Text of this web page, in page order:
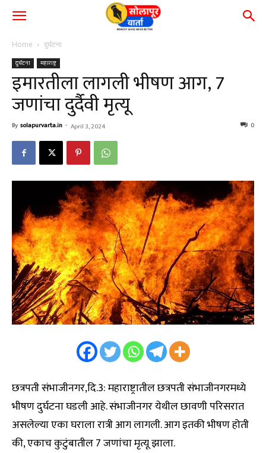
Home दुर्घटना
दुर्घटना महाराष्ट्र
इमारतीला लागली भीषण आग, 7
जणांचा दुर्दैवी मृत्यू
By solapurvarta.in - April 3, 2024 0
छत्रपती संभाजीनगर,दि.3: महाराष्ट्रातील छत्रपती संभाजीनगरमध्ये
भीषण दुर्घटना घडली आहे. संभाजीनगर येथील छावणी परिसरात
असलेल्या एका घराला रात्री आग लागली. आग इतकी भीषण होती
की, एकाच कुटुंबातील 7 जणांचा मृत्यू झाला.